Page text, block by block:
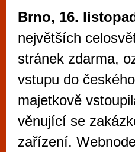
Brno, 16.
největších
stránek zdarma,
vstupu do
majetkově
věnující se
zařízení.
Mimo jiné je ale
vyzkoušet různé
metropoli
po moderní
příležitostné hráče.